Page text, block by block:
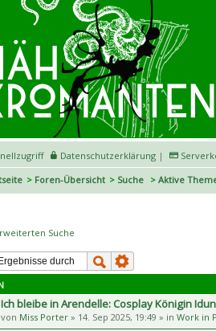
Datenschutzerklärung |
Foren-Übersicht Suche Aktive
Suche
Ich bleibe in Arendelle: Cosplay Königin
von Miss Porter » 14. Sep 2025, 19:49 » in Work in